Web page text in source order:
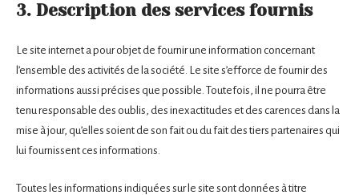
3. Description des services fournis
Le site internet a pour objet de fournir une information concernant
l’ensemble des activités de la société. Le site s’efforce de fournir des
informations aussi précises que possible. Toutefois, il ne pourra être
tenu responsable des oublis, des inexactitudes et des carences dans la
mise à jour, qu’elles soient de son fait ou du fait des tiers partenaires qui
lui fournissent ces informations.
Toutes les informations indiquées sur le site sont données à titre